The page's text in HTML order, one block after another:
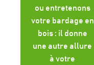
ou entretenons
votre bardage en
bois : il donne
une autre allure
à votre